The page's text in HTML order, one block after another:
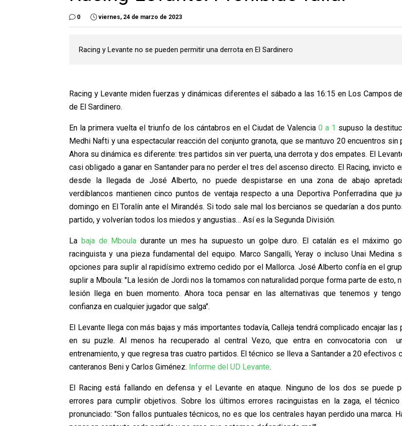
0 viernes, 24 de marzo de 2023
Racing y Levante no se pueden permitir una derrota en El Sardinero
Racing y Levante miden fuerzas y dinámicas diferentes el sábado a las 16:15 en Los Campos
de El Sardinero.
En la primera vuelta el triunfo de los cántabros en el Ciudat de Valencia 0 a 1 supuso la
Medhi Nafti y una espectacular reacción del conjunto granota, que se mantuvo 20 encuentros sin
Ahora su dinámica es diferente: tres partidos sin ver puerta, una derrota y dos empates. El
casi obligado a ganar en Santander para no perder el tres del ascenso directo. El Racing, invicto
desde la llegada de José Alberto, no puede despistarse en una zona de abajo
verdiblancos mantienen cinco puntos de ventaja respecto a una Deportiva Ponferradina que
domingo en El Toralín ante el Mirandés. Si todo sale mal los bercianos se quedarían a dos
partido, y volverían todos los miedos y angustias… Así es la Segunda División.
La baja de Mboula durante un mes ha supuesto un golpe duro. El catalán es el máximo
racinguista y una pieza fundamental del equipo. Marco Sangalli, Yeray o incluso Unai Medina
opciones para suplir al rapidísimo extremo cedido por el Mallorca. José Alberto confía en el
suplir a Mboula: "La lesión de Jordi nos la tomamos con naturalidad porque forma parte de esto,
lesión llega en buen momento. Ahora toca pensar en las alternativas que tenemos y
confianza en cualquier jugador que salga".
El Levante llega con más bajas y más importantes todavía, Calleja tendrá complicado encajar las
en su puzle. Al menos ha recuperado al central Vezo, que entra en convocatoria con
entrenamiento, y que regresa tras cuatro partidos. El técnico se lleva a Santander a 20 efectivos
canteranos Beni y Carlos Giménez. Informe del UD Levante.
El Racing está fallando en defensa y el Levante en ataque. Ninguno de los dos se puede
errores para cumplir objetivos. Sobre los últimos errores racinguistas en la zaga, el
pronunciado: "Son fallos puntuales técnicos, no es que los centrales hayan perdido una marca.